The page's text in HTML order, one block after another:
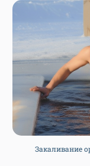
Закаливание